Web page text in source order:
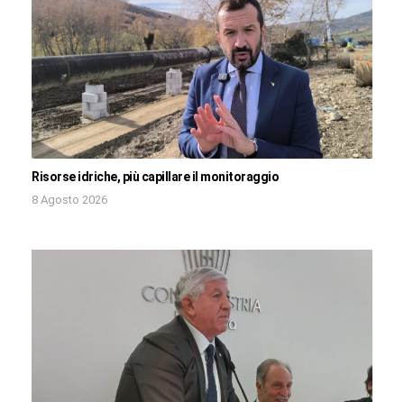
Risorse idriche, più capillare il monitoraggio
8 Agosto 2026